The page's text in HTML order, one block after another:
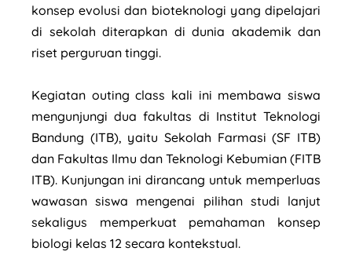
konsep evolusi dan bioteknologi yang dipelajari
di sekolah diterapkan di dunia akademik dan
riset perguruan tinggi.
Kegiatan outing class kali ini membawa siswa
mengunjungi dua fakultas di Institut Teknologi
Bandung (ITB), yaitu Sekolah Farmasi (SF ITB)
dan Fakultas Ilmu dan Teknologi Kebumian (FITB
ITB). Kunjungan ini dirancang untuk memperluas
wawasan siswa mengenai pilihan studi lanjut
sekaligus memperkuat pemahaman konsep
biologi kelas 12 secara kontekstual.